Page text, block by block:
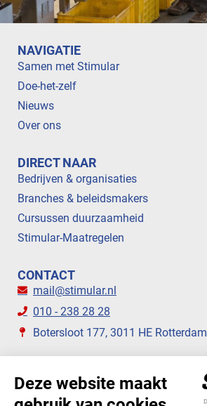
NAVIGATIE
Samen met Stimular
Doe-het-zelf
Nieuws
Over ons
DIRECT NAAR
Bedrijven & organisaties
Branches & beleidsmakers
Cursussen duurzaamheid
Stimular-Maatregelen
CONTACT
mail@stimular.nl
010 - 238 28 28
Botersloot 177, 3011 HE Rotterdam